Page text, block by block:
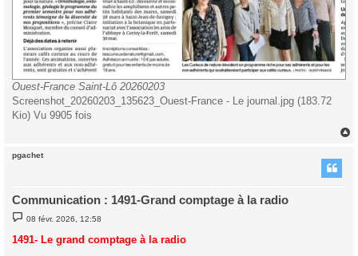
Ouest-France Saint-Lô 20260203
Screenshot_20260203_135623_Ouest-France - Le journal.jpg (183.72
Kio) Vu 9905 fois
pgachet
Communication : 1491-Grand comptage à la radio
M
e
s
s
08 févr. 2026, 12:58
1491- Le grand comptage à la radio